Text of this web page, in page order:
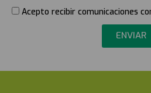
Acepto recibir comunicaciones
ENVIAR